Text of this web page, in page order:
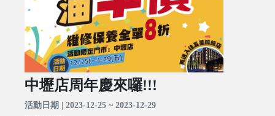
中壢店周年慶來囉!!!
活動日期 | 2023-12-25 ~ 2023-12-29